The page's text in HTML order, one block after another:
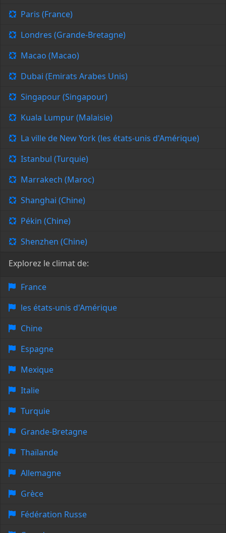
Paris (France)
Londres (Grande-Bretagne)
Macao (Macao)
Dubai (Emirats Arabes Unis)
Singapour (Singapour)
Kuala Lumpur (Malaisie)
La ville de New York (les états-unis d'Amérique)
Istanbul (Turquie)
Marrakech (Maroc)
Shanghai (Chine)
Pékin (Chine)
Shenzhen (Chine)
Explorez le climat de:
France
les états-unis d'Amérique
Chine
Espagne
Mexique
Italie
Turquie
Grande-Bretagne
Thaïlande
Allemagne
Grèce
Fédération Russe